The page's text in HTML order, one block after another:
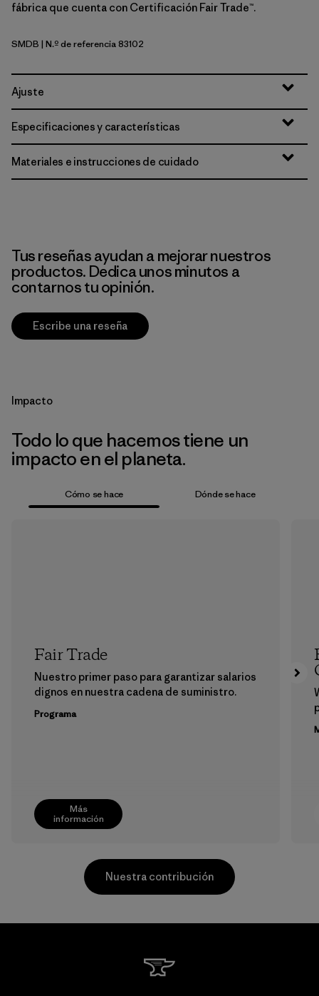
fábrica que cuenta con Certificación Fair Trade™.
Smolder Blue
SMDB | N.º de referencia 83102
Ajuste
Especificaciones y características
Materiales e instrucciones de cuidado
Tus reseñas ayudan a mejorar nuestros
productos. Dedica unos minutos a
contarnos tu opinión.
Escribe una reseña
Impacto
Todo lo que hacemos tiene un
impacto en el planeta.
Cómo se hace Dónde se hace
Más
información
Fair Trade
Nuestro primer paso para garantizar salarios
dignos en nuestra cadena de suministro.
Programa
Nuestra contribución